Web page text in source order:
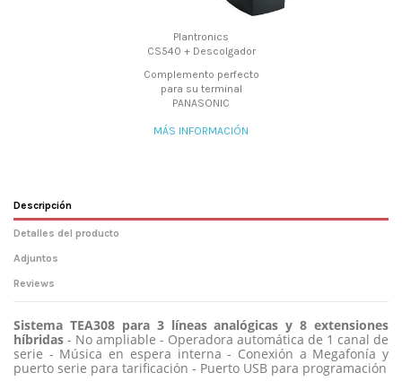
Plantronics
CS540 + Descolgador
Complemento perfecto
para su terminal
PANASONIC
MÁS INFORMACIÓN
Descripción
Detalles del producto
Adjuntos
Reviews
Sistema TEA308 para 3 líneas analógicas y 8 extensiones
híbridas - No ampliable - Operadora automática de 1 canal de
serie - Música en espera interna - Conexión a Megafonía y
puerto serie para tarificación - Puerto USB para programación